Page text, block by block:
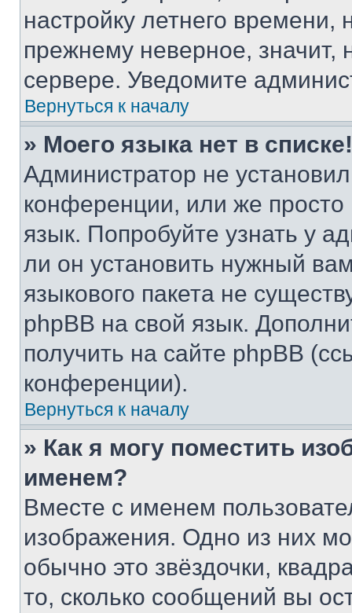
настройку летнего
прежнему неверное, значит,
сервере. Уведомите
Вернуться к началу
» Моего языка нет в списке!
Администратор не
конференции, или же
язык. Попробуйте узнать у
ли он установить нужный
языкового пакета не
phpBB на свой язык.
получить на сайте phpBB
конференции).
Вернуться к началу
» Как я могу поместить
именем?
Вместе с именем
изображения. Одно из них
обычно это звёздочки,
то, сколько сообщений вы